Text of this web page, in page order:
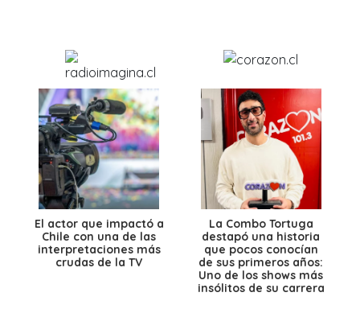
El actor que impactó a
Chile con una de las
interpretaciones más
crudas de la TV
La Combo Tortuga
destapó una historia
que pocos conocían
de sus primeros años:
Uno de los shows más
insólitos de su carrera